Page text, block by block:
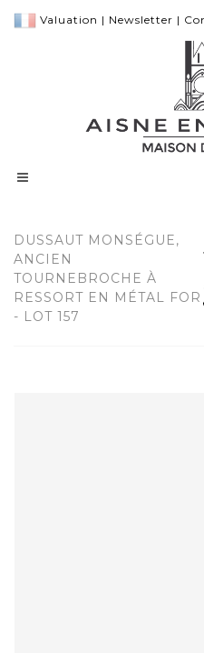
Valuation | Newsletter |
DUSSAUT MONSÉGUE,
ANCIEN
TOURNEBROCHE À
RESSORT EN MÉTAL FOR
- LOT 157